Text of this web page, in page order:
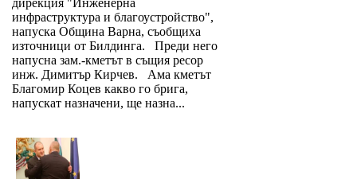
дирекция "Инженерна
инфраструктура и благоустройство",
напуска Община Варна, съобщиха
източници от Билдинга. Преди него
напусна зам.-кметът в същия ресор
инж. Димитър Кирчев. Ама кметът
Благомир Коцев какво го брига,
напускат назначени, ще назна...